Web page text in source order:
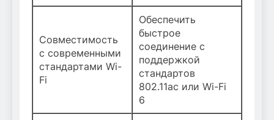
Совместимость
с современными
стандартами Wi-
Fi
Обеспечить
быстрое
соединение с
поддержкой
стандартов
802.11ac или Wi-Fi
6